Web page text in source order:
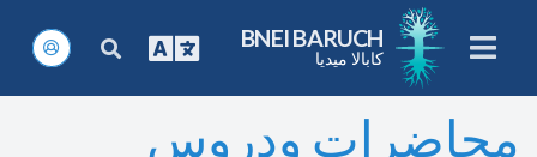
BNEI BARUCH
كابالا ميديا
محاضرات ودروس